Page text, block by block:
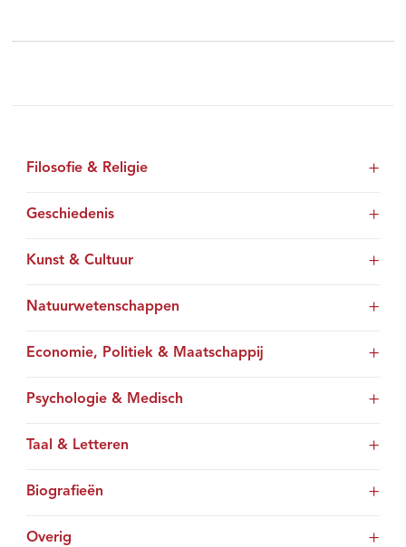
Filosofie & Religie
Geschiedenis
Kunst & Cultuur
Natuurwetenschappen
Economie, Politiek & Maatschappij
Psychologie & Medisch
Taal & Letteren
Biografieën
Overig